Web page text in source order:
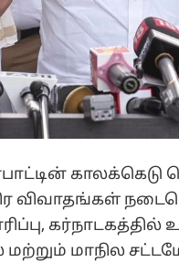
காலக்கெடு
விவாதங்கள்
கர்நாடகத்தில்
மாநில